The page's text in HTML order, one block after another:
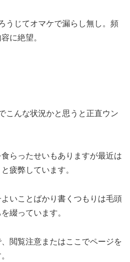
うじてオマケで漏らし無し。頻
に絶望。
こんな状況かと思うと正直ウン
らったせいもありますが最近は
疲弊しています。
いことばかり書くつもりは毛頭
綴っています。
閲覧注意またはここでページを